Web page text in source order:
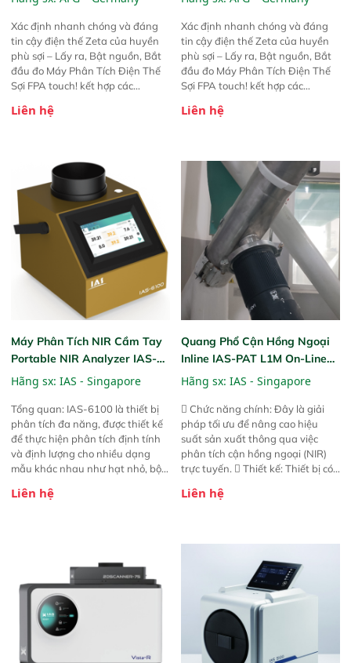
Xác định nhanh chóng và đáng
tin cậy điện thế Zeta của huyền
phù sợi – Lấy ra, Bật nguồn, Bắt
đầu đo Máy Phân Tích Điện Thế
Sợi FPA touch! kết hợp các
được chứng minh với sự đơn giản
trước đó. Nhưng so với các phiên
bản trước, FPA touch! nhỏ hơn và
nhẹ hơn đáng kể, đồng thời được
nâng cấp với các tính năng mới.
Liên hệ
Xác định nhanh chóng và đáng
tin cậy điện thế Zeta của huyền
phù sợi – Lấy ra, Bật nguồn, Bắt
đầu đo Máy Phân Tích Điện Thế
Sợi FPA touch! kết hợp các
được chứng minh với sự đơn giản
trước đó. Nhưng so với các phiên
bản trước, FPA touch! nhỏ hơn và
nhẹ hơn đáng kể, đồng thời được
nâng cấp với các tính năng mới.
Liên hệ
Máy Phân Tích NIR Cầm Tay
Portable NIR Analyzer IAS-
6100
Hãng sx: IAS - Singapore
Tổng quan: IAS-6100 là thiết bị
phân tích đa năng, được thiết kế
để thực hiện phân tích định tính
và định lượng cho nhiều dạng
mẫu khác nhau như hạt nhỏ, bột,
này cho phép bất kỳ ai cũng có
thức ăn chăn nuôi, nguyên liệu
thực phẩm, nông sản,..
Liên hệ
Quang Phổ Cận Hồng Ngoại
Inline IAS-PAT L1M On-Line
NIR
Hãng sx: IAS - Singapore
 Chức năng chính: Đây là giải
pháp tối ưu để nâng cao hiệu
suất sản xuất thông qua việc
phân tích cận hồng ngoại (NIR)
trực tuyến.  Thiết kế: Thiết bị có
hỗ trợ tản nhiệt tăng cường và đã
năng theo dõi thông số theo thời
gian thực và trực quan hóa dữ
liệu để tăng chỉ số ROI cho doanh
Liên hệ